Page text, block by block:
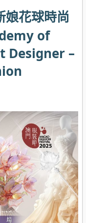
娘花球時尚
of
Designer –